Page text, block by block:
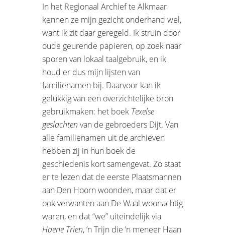
In het Regionaal Archief te Alkmaar
kennen ze mijn gezicht onderhand wel,
want ik zit daar geregeld. Ik struin door
oude geurende papieren, op zoek naar
sporen van lokaal taalgebruik, en ik
houd er dus mijn lijsten van
familienamen bij. Daarvoor kan ik
gelukkig van een overzichtelijke bron
gebruikmaken: het boek Texelse
geslachten van de gebroeders Dijt. Van
alle familienamen uit de archieven
hebben zij in hun boek de
geschiedenis kort samengevat. Zo staat
er te lezen dat de eerste Plaatsmannen
aan Den Hoorn woonden, maar dat er
ook verwanten aan De Waal woonachtig
waren, en dat “we” uiteindelijk via
Haene Trien, ’n Trijn die ’n meneer Haan